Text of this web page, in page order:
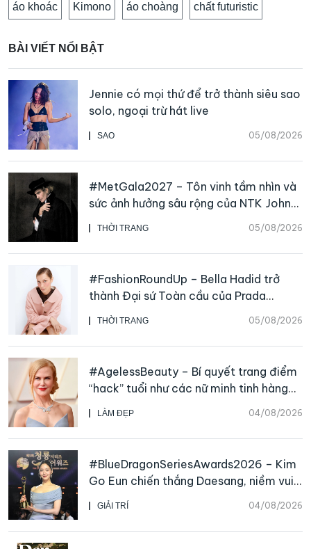
áo khoác Kimono áo choàng chất futuristic
BÀI VIẾT NỔI BẬT
SAO 05/08/2026
Jennie có mọi thứ để trở thành siêu sao
solo, ngoại trừ hát live
THỜI TRANG 05/08/2026
#MetGala2027 – Tôn vinh tầm nhìn và
sức ảnh hưởng sâu rộng của NTK John
Galliano
THỜI TRANG 05/08/2026
#FashionRoundUp – Bella Hadid trở
thành Đại sứ Toàn cầu của Prada
Beauty, CHANEL mua lại Charvet
LÀM ĐẸP 04/08/2026
#AgelessBeauty – Bí quyết trang điểm
“hack” tuổi như các nữ minh tinh hàng
đầu
GIẢI TRÍ 04/08/2026
#BlueDragonSeriesAwards2026 – Kim
Go Eun chiến thắng Daesang, niềm vui
nhân đôi của Park Bo Kyung sau 23
năm